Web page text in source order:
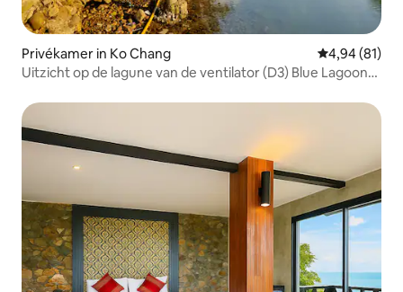
Privékamer in Ko Chang Gemiddelde
4,94 (81)
Uitzicht op de lagune van de ventilator (D3) Blue Lagoon